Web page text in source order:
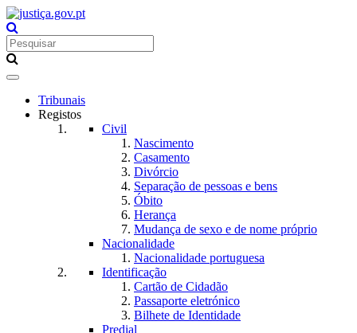
Toggle
navigationTribunais
Registos
Civil
Nascimento
Casamento
Divórcio
Separação de pessoas e bens
Óbito
Herança
Mudança de sexo e de nome próprio
Nacionalidade
Nacionalidade portuguesa
Identificação
Cartão de Cidadão
Passaporte eletrónico
Bilhete de Identidade
Predial